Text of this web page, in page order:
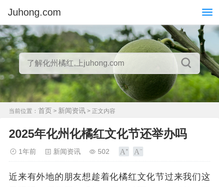
Juhong.com
当前位置： 首页 > 新闻资讯 > 正文内容
2025年化州化橘红文化节还举办吗
1年前 新闻资讯 502
近来有外地的朋友想趁着化橘红文化节过来我们这